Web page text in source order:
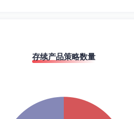
存续产品策略数量